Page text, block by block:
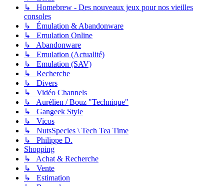
↳ Homebrew - Des nouveaux jeux pour nos vieilles
consoles
↳ Émulation & Abandonware
↳ Emulation Online
↳ Abandonware
↳ Emulation (Actualité)
↳ Emulation (SAV)
↳ Recherche
↳ Divers
↳ Vidéo Channels
↳ Aurélien / Bouz "Technique"
↳ Gangeek Style
↳ Vicos
↳ NutsSpecies \ Tech Tea Time
↳ Philippe D.
Shopping
↳ Achat & Recherche
↳ Vente
↳ Estimation